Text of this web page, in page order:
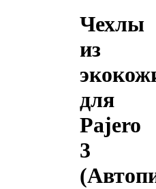
Чехлы
из
для
Pajero
3